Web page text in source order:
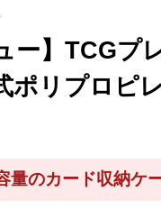
ー】TCGプ
ポリプロピ
量のカード収納ケ